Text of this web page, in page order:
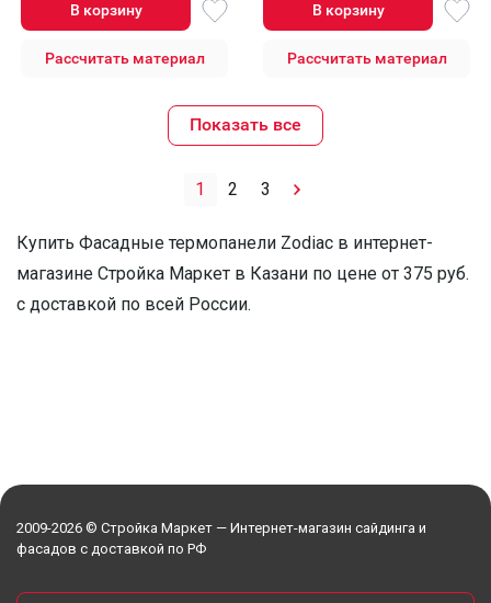
В корзину
Рассчитать материал
В корзину
Рассчитать материал
Показать все
1 2 3
Купить Фасадные термопанели Zodiac в интернет-
магазине Стройка Маркет в Казани по цене от 375 руб.
с доставкой по всей России.
2009-2026 © Стройка Маркет — Интернет-магазин сайдинга и
фасадов с доставкой по РФ